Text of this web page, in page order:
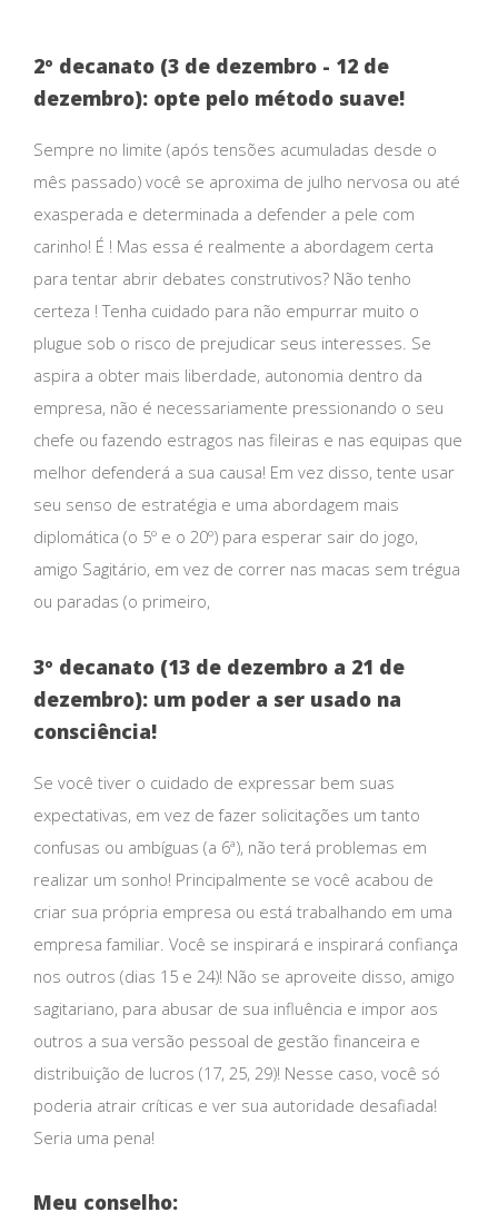
2º decanato (3 de dezembro - 12 de
dezembro): opte pelo método suave!
Sempre no limite (após tensões acumuladas desde o
mês passado) você se aproxima de julho nervosa ou até
exasperada e determinada a defender a pele com
carinho! É ! Mas essa é realmente a abordagem certa
para tentar abrir debates construtivos? Não tenho
certeza ! Tenha cuidado para não empurrar muito o
plugue sob o risco de prejudicar seus interesses. Se
aspira a obter mais liberdade, autonomia dentro da
empresa, não é necessariamente pressionando o seu
chefe ou fazendo estragos nas fileiras e nas equipas que
melhor defenderá a sua causa! Em vez disso, tente usar
seu senso de estratégia e uma abordagem mais
diplomática (o 5º e o 20º) para esperar sair do jogo,
amigo Sagitário, em vez de correr nas macas sem trégua
ou paradas (o primeiro,
3º decanato (13 de dezembro a 21 de
dezembro): um poder a ser usado na
consciência!
Se você tiver o cuidado de expressar bem suas
expectativas, em vez de fazer solicitações um tanto
confusas ou ambíguas (a 6ª), não terá problemas em
realizar um sonho! Principalmente se você acabou de
criar sua própria empresa ou está trabalhando em uma
empresa familiar. Você se inspirará e inspirará confiança
nos outros (dias 15 e 24)! Não se aproveite disso, amigo
sagitariano, para abusar de sua influência e impor aos
outros a sua versão pessoal de gestão financeira e
distribuição de lucros (17, 25, 29)! Nesse caso, você só
poderia atrair críticas e ver sua autoridade desafiada!
Seria uma pena!
Meu conselho: